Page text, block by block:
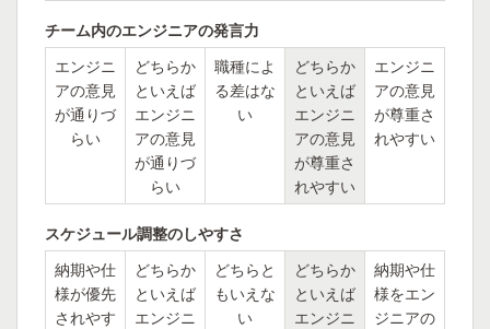
チーム内のエンジニアの発言力
エンジニ
アの意見
が通りづ
らい
どちらか
といえば
エンジニ
アの意見
が通りづ
らい
職種によ
る差はな
い
どちらか
といえば
エンジニ
アの意見
が尊重さ
れやすい
エンジニ
アの意見
が尊重さ
れやすい
スケジュール調整のしやすさ
納期や仕
様が優先
されやす
どちらか
といえば
エンジニ
どちらと
もいえな
い
どちらか
といえば
エンジニ
納期や仕
様をエン
ジニアの